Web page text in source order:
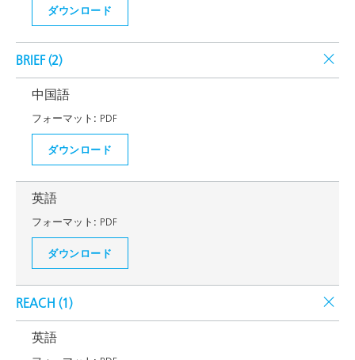
ダウンロード
BRIEF (2)
中国語
フォーマット: PDF
ダウンロード
英語
フォーマット: PDF
ダウンロード
REACH (1)
英語